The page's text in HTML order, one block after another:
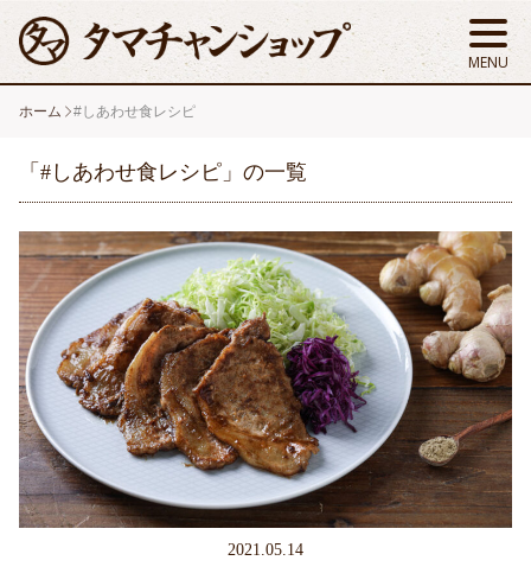
ホーム #しあわせ食レシピ
「#しあわせ食レシピ」の一覧
2021.05.14